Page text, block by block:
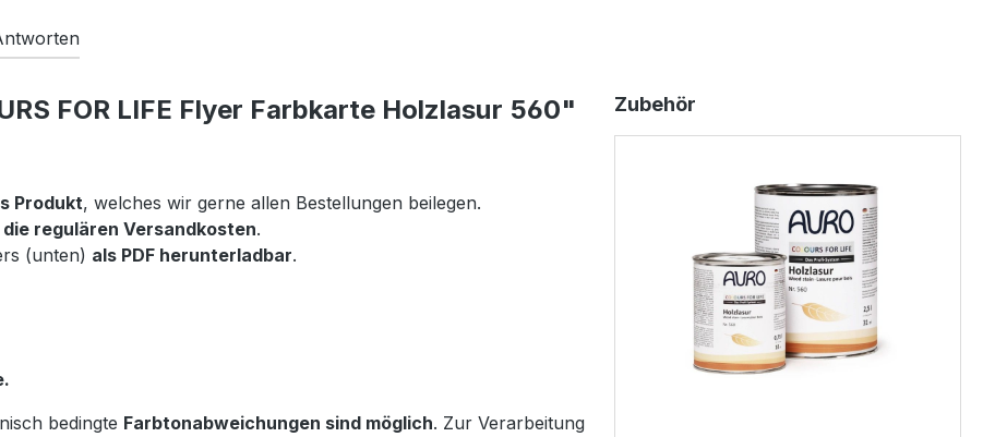
FOR LIFE Flyer Farbkarte Holzlasur 560"
Produkt, welches wir gerne allen Bestellungen beilegen.
regulären Versandkosten.
(unten) als PDF herunterladbar.
bedingte Farbtonabweichungen sind möglich. Zur Verarbeitung
Zubehör